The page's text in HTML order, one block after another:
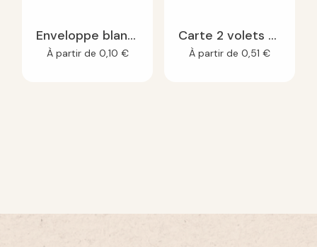
Enveloppe blanche recyclée
À partir de 0,10 €
Carte 2 volets A6 à planter
À partir de 0,51 €